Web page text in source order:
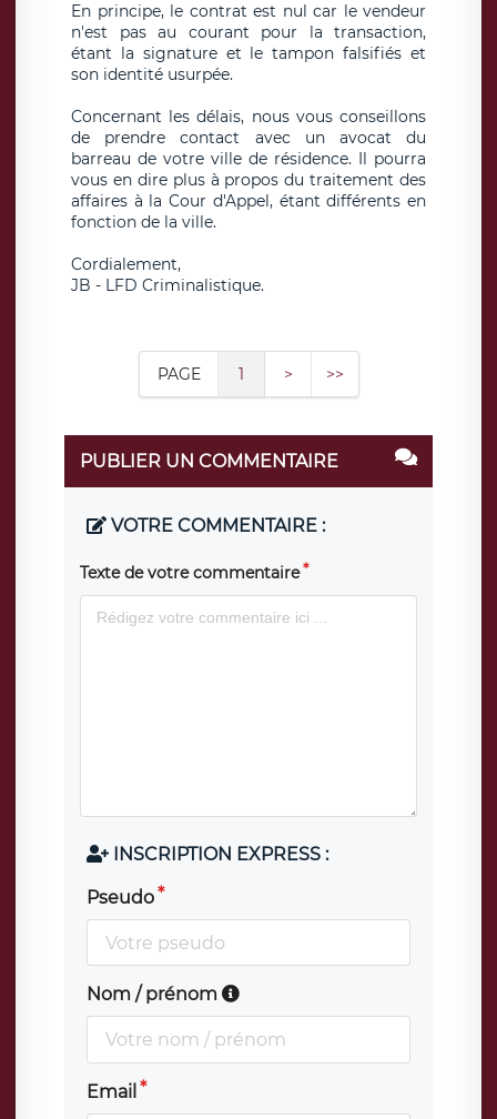
En principe, le contrat est nul car le vendeur
n'est pas au courant pour la transaction,
étant la signature et le tampon falsifiés et
son identité usurpée.
Concernant les délais, nous vous conseillons
de prendre contact avec un avocat du
barreau de votre ville de résidence. Il pourra
vous en dire plus à propos du traitement des
affaires à la Cour d'Appel, étant différents en
fonction de la ville.
Cordialement,
JB - LFD Criminalistique.
PAGE 1 > >>
PUBLIER UN COMMENTAIRE
VOTRE COMMENTAIRE :
Texte de votre commentaire
INSCRIPTION EXPRESS :
Pseudo
Nom / prénom
Email